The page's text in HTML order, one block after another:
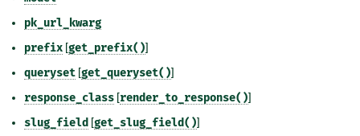
pk_url_kwarg
prefix [get_prefix()]
queryset [get_queryset()]
response_class [render_to_response()]
slug_field [get_slug_field()]